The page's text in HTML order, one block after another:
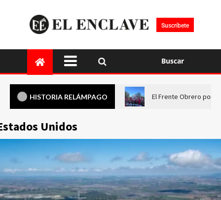
Suscríbete
Buscar
HISTORIA RELÁMPAGO El Frente Obrero pone
Unidos